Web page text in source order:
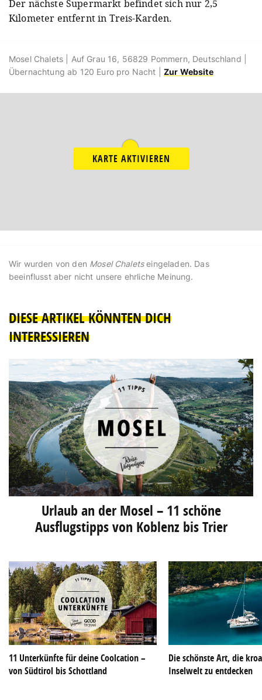
Der nächste Supermarkt befindet sich nur 2,5
Kilometer entfernt in Treis-Karden.
Mosel Chalets | Auf Grau 16, 56829 Pommern, Deutschland |
Übernachtung ab 120 Euro pro Nacht | Zur Website
KARTE AKTIVIEREN
Wir wurden von den Mosel Chaletseingeladen. Das
beeinflusst aber nicht unsere ehrliche Meinung.
DIESE ARTIKEL KÖNNTEN DICH
INTERESSIEREN
Urlaub an der Mosel – 11 schöne
Ausflugstipps von Koblenz bis Trier
11 Unterkünfte für deine Coolcation –
von Südtirol bis Schottland
Die schönste Art, die
Inselwelt zu entdecken